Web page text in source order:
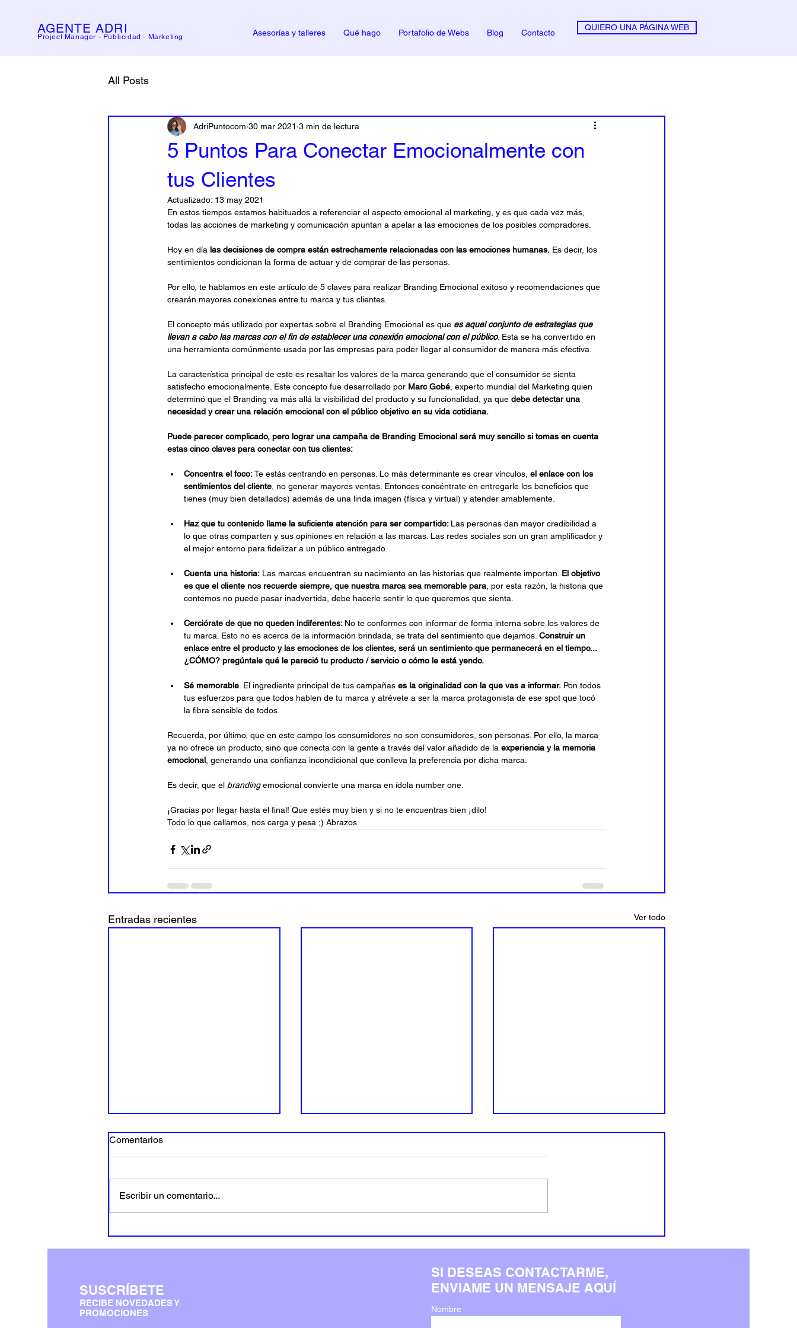
AGENTEADRI
Project Manager - Publicidad - Marketing Asesorías y talleres Qué hago Portafolio de Webs Blog Contacto
QUIERO UNA PÁGINA WEB
All Posts
5 Puntos Para Conectar Emocionalmente con
tus Clientes
AdriPuntocom 30 mar 2021 3 min de lectura
Actualizado: 13 may 2021
En estos tiempos estamos habituados a referenciar el aspecto emocional al marketing, y es que cada vez más,
todas las acciones de marketing y comunicación apuntan a apelar a las emociones de los posibles compradores.
Hoy en día las decisiones de compra están estrechamente relacionadas con las emociones humanas. Es decir, los
sentimientos condicionan la forma de actuar y de comprar de las personas.
Por ello, te hablamos en este artículo de 5 claves para realizar Branding Emocional exitoso y recomendaciones que
crearán mayores conexiones entre tu marca y tus clientes.
El concepto más utilizado por expertas sobre el Branding Emocional es que es aquel conjunto de estrategias que
llevan a cabo las marcas con el fin de establecer una conexión emocional con el público. Esta se ha convertido en
una herramienta comúnmente usada por las empresas para poder llegar al consumidor de manera más efectiva.
La característica principal de este es resaltar los valores de la marca generando que el consumidor se sienta
satisfecho emocionalmente. Este concepto fue desarrollado por Marc Gobé , experto mundial del Marketing quien
determinó que el Branding va más allá la visibilidad del producto y su funcionalidad, ya que debe detectar una
necesidad y crear una relación emocional con el público objetivo en su vida cotidiana.
Puede parecer complicado, pero lograr una campaña de Branding Emocional será muy sencillo si tomas en cuenta
estas cinco claves para conectar con tus clientes:
Concentra el foco: Te estás centrando en personas. Lo más determinante es crear vínculos, el enlace con los
sentimientos del cliente , no generar mayores ventas. Entonces concéntrate en entregarle los beneficios que
tienes (muy bien detallados) además de una linda imagen (física y virtual) y atender amablemente.
Haz que tu contenido llame la suficiente atención para ser compartido: Las personas dan mayor credibilidad a
lo que otras comparten y sus opiniones en relación a las marcas. Las redes sociales son un gran amplificador y
el mejor entorno para fidelizar a un público entregado.
Cuenta una historia: Las marcas encuentran su nacimiento en las historias que realmente importan. El objetivo
es que el cliente nos recuerde siempre, que nuestra marca sea memorable para , por esta razón, la historia que
contemos no puede pasar inadvertida, debe hacerle sentir lo que queremos que sienta.
Cerciórate de que no queden indiferentes: No te conformes con informar de forma interna sobre los valores de
tu marca. Esto no es acerca de la información brindada, se trata del sentimiento que dejamos. Construir un
enlace entre el producto y las emociones de los clientes, será un sentimiento que permanecerá en el tiempo...
¿CÓMO? pregúntale qué le pareció tu producto / servicio o cómo le está yendo.
Sé memorable . El ingrediente principal de tus campañas es la originalidad con la que vas a informar. Pon todos
tus esfuerzos para que todos hablen de tu marca y atrévete a ser la marca protagonista de ese spot que tocó
la fibra sensible de todos.
Recuerda, por último, que en este campo los consumidores no son consumidores, son personas. Por ello, la marca
ya no ofrece un producto, sino que conecta con la gente a través del valor añadido de la experiencia y la memoria
emocional , generando una confianza incondicional que conlleva la preferencia por dicha marca.
Es decir, que el branding emocional convierte una marca en ídola number one.
¡Gracias por llegar hasta el final! Que estés muy bien y si no te encuentras bien ¡dilo!
Todo lo que callamos, nos carga y pesa ;) Abrazos.
Entradas recientes Ver todo
dominar lo que antes me
parecía imposible)
Comentarios
Escribir un comentario...
SUSCRÍBETE
RECIBE NOVEDADES Y
PROMOCIONES
SI DESEAS CONTACTARME,
ENVIAME UN MENSAJE AQUÍ
Nombre